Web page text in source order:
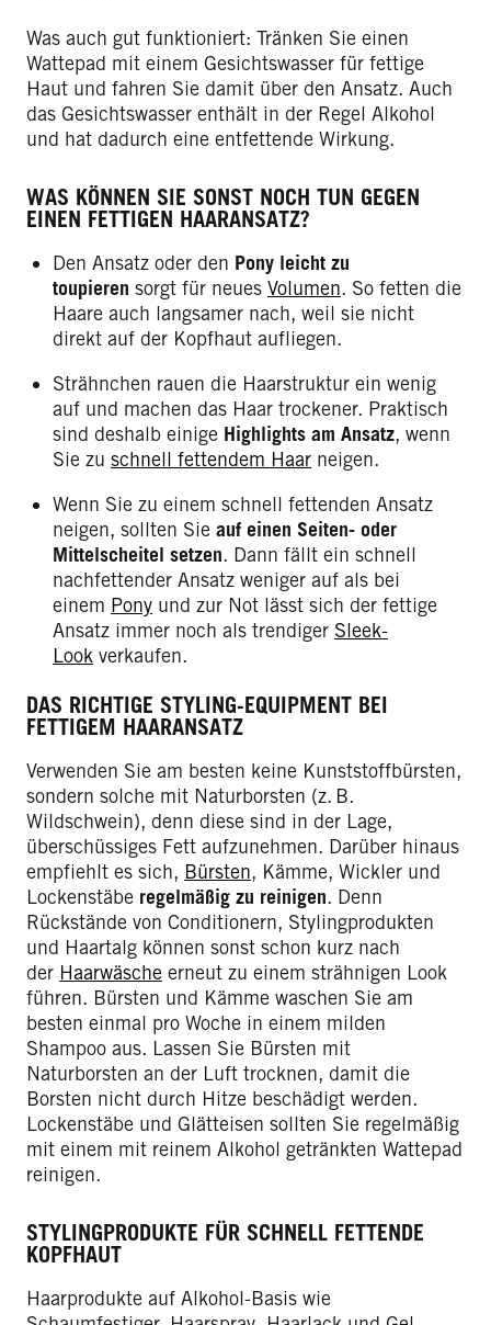
Was auch gut funktioniert: Tränken Sie einen
Wattepad mit einem Gesichtswasser für fettige
Haut und fahren Sie damit über den Ansatz. Auch
das Gesichtswasser enthält in der Regel Alkohol
und hat dadurch eine entfettende Wirkung.
WAS KÖNNEN SIE SONST NOCH TUN GEGEN
EINEN FETTIGEN HAARANSATZ?
Den Ansatz oder den Pony leicht zu
toupieren sorgt für neues Volumen. So fetten die
Haare auch langsamer nach, weil sie nicht
direkt auf der Kopfhaut aufliegen.
Strähnchen rauen die Haarstruktur ein wenig
auf und machen das Haar trockener. Praktisch
sind deshalb einige Highlights am Ansatz, wenn
Sie zu schnell fettendem Haar neigen.
Wenn Sie zu einem schnell fettenden Ansatz
neigen, sollten Sie auf einen Seiten- oder
Mittelscheitel setzen. Dann fällt ein schnell
nachfettender Ansatz weniger auf als bei
einem Pony und zur Not lässt sich der fettige
Ansatz immer noch als trendiger Sleek-
Look verkaufen.
DAS RICHTIGE STYLING-EQUIPMENT BEI
FETTIGEM HAARANSATZ
Verwenden Sie am besten keine Kunststoffbürsten,
sondern solche mit Naturborsten (z. B.
Wildschwein), denn diese sind in der Lage,
überschüssiges Fett aufzunehmen. Darüber hinaus
empfiehlt es sich, Bürsten, Kämme, Wickler und
Lockenstäbe regelmäßig zu reinigen. Denn
Rückstände von Conditionern, Stylingprodukten
und Haartalg können sonst schon kurz nach
der Haarwäsche erneut zu einem strähnigen Look
führen. Bürsten und Kämme waschen Sie am
besten einmal pro Woche in einem milden
Shampoo aus. Lassen Sie Bürsten mit
Naturborsten an der Luft trocknen, damit die
Borsten nicht durch Hitze beschädigt werden.
Lockenstäbe und Glätteisen sollten Sie regelmäßig
mit einem mit reinem Alkohol getränkten Wattepad
reinigen.
STYLINGPRODUKTE FÜR SCHNELL FETTENDE
KOPFHAUT
Haarprodukte auf Alkohol-Basis wie